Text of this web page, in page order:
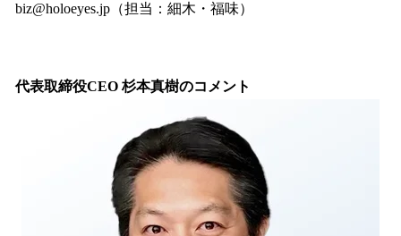
biz@holoeyes.jp（担当：細木・福味）
代表取締役CEO 杉本真樹のコメント